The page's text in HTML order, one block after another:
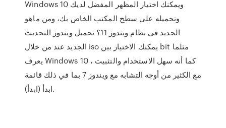
Windows 10 ويمكنك اختيار المظهر المفضل لديك
وتحميله على سطح المكتب الخاص بك، ومن ماهو
الجديد فى نظام ويندوز 11؟ تحميل ويندوز التحديث
الجديد عند من خلال iso يمكنك الاختيار بين bit مثلما
يعرف Windows 10 كما أنه سهل الاستخدام والتثبيت ،
مع الكثير من أوجه التشابه مع ويندوز 7 بما في ذلك قائمة
ابدأ (ابدأ).